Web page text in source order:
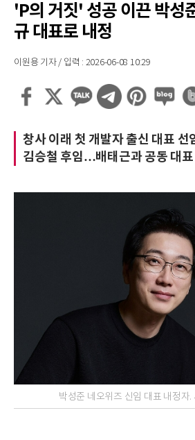
'P의 거짓' 성공 이끈 박성
규 대표로 내정
이원용 기자 / 입력 : 2026-06-08 10:29
창사 이래 첫 개발자 출신 대표 선
김승철 후임…배태근과 공동 대표
박성준 네오위즈 신임 대표 내정자.